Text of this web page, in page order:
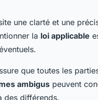
une clarté et une
la loi applicable
que toutes les
ambigus peuvent
des différends.